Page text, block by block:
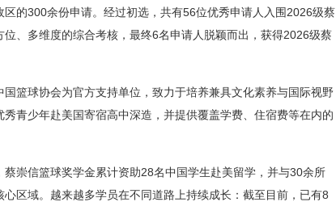
的300余份申请。经过初选，共有56位优秀申请人入围2026级蔡
、多维度的综合考核，最终6名申请人脱颖而出，获得2026级蔡
篮球协会为官方支持单位，致力于培养兼具文化素养与国际视野
青少年赴美国寄宿高中深造，并提供覆盖学费、住宿费等在内的
崇信篮球奖学金累计资助28名中国学生赴美留学，并与30余所
区域。越来越多学员在不同道路上持续成长：截至目前，已有8